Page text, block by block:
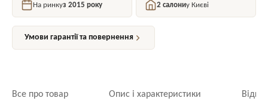
На ринкуз 2015 року 2 салониу Києві
Умови гарантії та повернення
Все про товар Опис і характеристики